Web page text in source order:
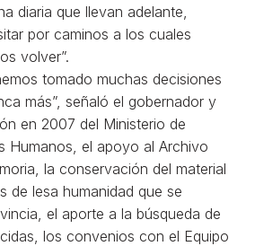
diaria que llevan adelante,
por caminos a los cuales
volver”.
tomado muchas decisiones
más”, señaló el gobernador y
en 2007 del Ministerio de
Humanos, el apoyo al Archivo
la conservación del material
de lesa humanidad que se
el aporte a la búsqueda de
los convenios con el Equipo